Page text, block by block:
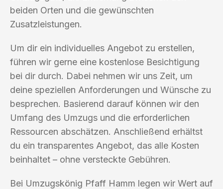
beiden Orten und die gewünschten
Zusatzleistungen.
Um dir ein individuelles Angebot zu erstellen,
führen wir gerne eine kostenlose Besichtigung
bei dir durch. Dabei nehmen wir uns Zeit, um
deine speziellen Anforderungen und Wünsche zu
besprechen. Basierend darauf können wir den
Umfang des Umzugs und die erforderlichen
Ressourcen abschätzen. Anschließend erhältst
du ein transparentes Angebot, das alle Kosten
beinhaltet – ohne versteckte Gebühren.
Bei Umzugskönig Pfaff Hamm legen wir Wert auf